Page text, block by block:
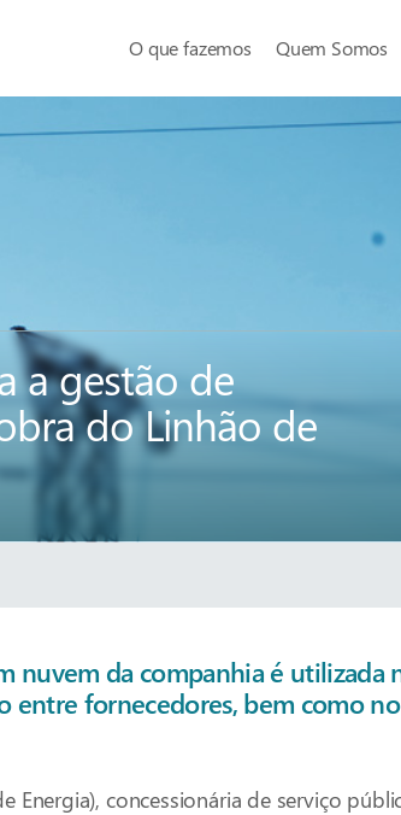
O que fazemos Quem Somos
a gestão de
do Linhão de
nuvem da companhia é utilizada
entre fornecedores, bem como
Energia), concessionária de serviço